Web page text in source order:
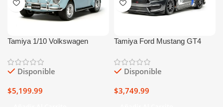
Tamiya 1/10 Volkswagen
Kit (M-06 Chassis)
Disponible
$5,199.99
Tamiya Ford Mustang GT4
Kit (TT-02)
Disponible
$3,749.99